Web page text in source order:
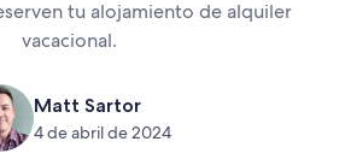
tu alojamiento de alquiler
vacacional.
Matt Sartor
4 de abril de 2024